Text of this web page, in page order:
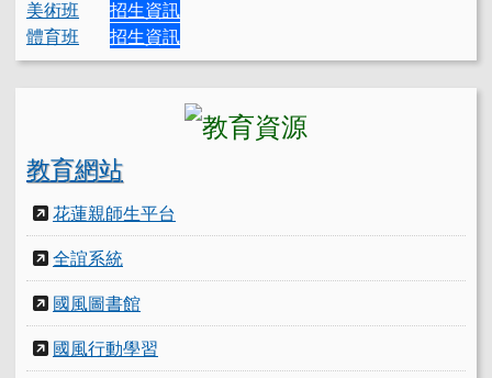
美術班
招生資訊
體育班
招生資訊
教育網站
花蓮親師生平台
全誼系統
國風圖書館
國風行動學習